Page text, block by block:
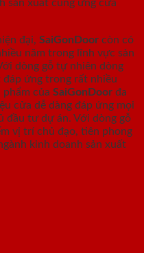
sản xuất cung ứng cửa
đại, SaiGonDoor còn có
năm trong lĩnh vực sản
dòng gỗ tự nhiên dòng
đáp ứng trong rất nhiều
của SaiGonDoor đa
cửa dễ dàng đáp ứng mọi
đầu tư dự án. Với dòng gỗ
vị trí chủ đạo, tiên phong
kinh doanh sản xuất